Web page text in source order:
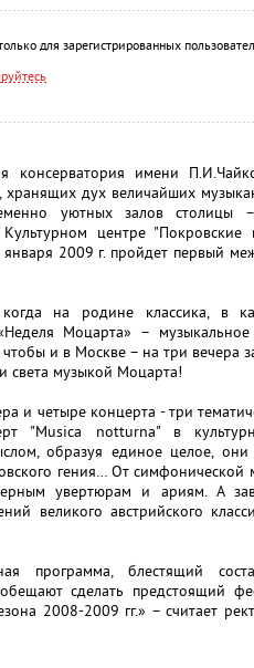
для зарегистрированных
консерватория имени
хранящих дух величайших
уютных залов столицы –
центре
2009 г. пройдет первый
на родине классика, в
Моцарта» –
и в Москве – на три вечера
света музыкой Моцарта!
и четыре концерта - три
"Musica notturna" в
образуя единое целое, они
гения… От симфонической
увертюрам и ариям. А
великого австрийского
программа, блестящий
сделать предстоящий
2008-2009 гг.» – считает